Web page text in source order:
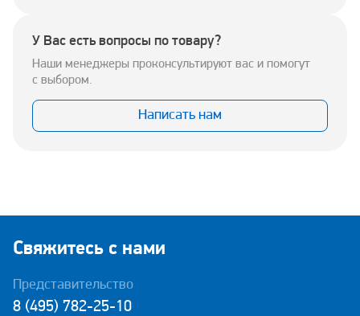
У Вас есть вопросы по товару?
Наши менеджеры проконсультируют вас и помогут
с выбором.
Написать нам
Свяжитесь с нами
Представительство
8 (495) 782-25-10